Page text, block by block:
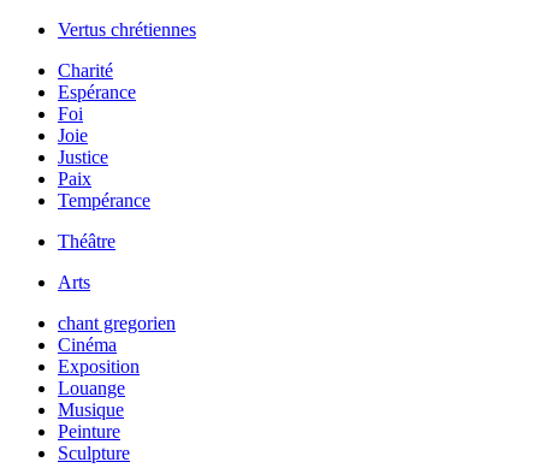
Vertus chrétiennes
Charité
Espérance
Foi
Joie
Justice
Paix
Tempérance
Théâtre
Arts
chant gregorien
Cinéma
Exposition
Louange
Musique
Peinture
Sculpture